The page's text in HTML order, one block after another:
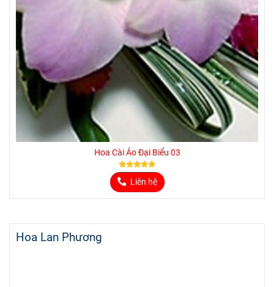
Hoa Cài Áo Đại Biểu 03
Liên hệ
Hoa Lan Phương